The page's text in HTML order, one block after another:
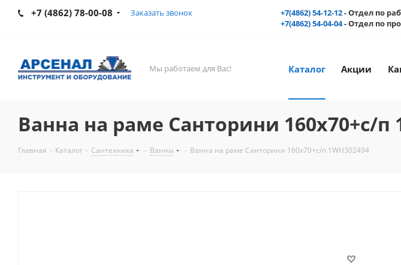
+7 (4862) 78-00-08 Заказать звонок +7(4862) 54-12-12- Отдел по
+7(4862) 54-04-04- Отдел по
Мы работаем для Вас! Каталог Акции
Ванна на раме Санторини 160x70+с/п
Главная - Каталог - Сантехника - Ванны - Ванна на раме Санторини 160x70+с/п 1WH302494